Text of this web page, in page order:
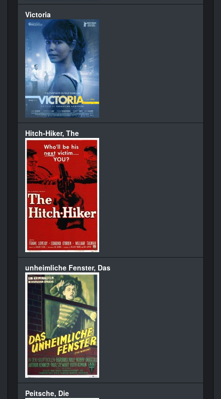
Victoria
Hitch-Hiker, The
unheimliche Fenster, Das
Peitsche, Die